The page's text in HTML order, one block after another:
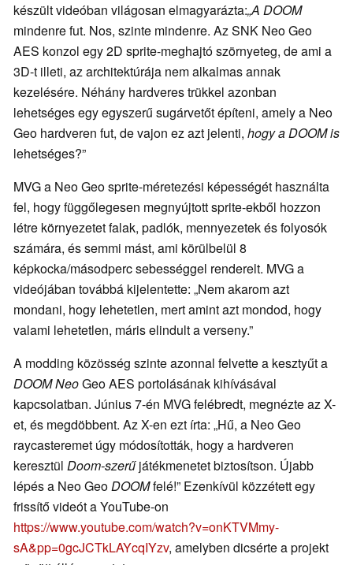
készült videóban világosan elmagyarázta:„A DOOM
mindenre fut. Nos, szinte mindenre. Az SNK Neo Geo
AES konzol egy 2D sprite-meghajtó szörnyeteg, de ami a
3D-t illeti, az architektúrája nem alkalmas annak
kezelésére. Néhány hardveres trükkel azonban
lehetséges egy egyszerű sugárvetőt építeni, amely a Neo
Geo hardveren fut, de vajon ez azt jelenti, hogy a DOOM is
lehetséges?”
MVG a Neo Geo sprite-méretezési képességét használta
fel, hogy függőlegesen megnyújtott sprite-ekből hozzon
létre környezetet falak, padlók, mennyezetek és folyosók
számára, és semmi mást, ami körülbelül 8
képkocka/másodperc sebességgel renderelt. MVG a
videójában továbbá kijelentette: „Nem akarom azt
mondani, hogy lehetetlen, mert amint azt mondod, hogy
valami lehetetlen, máris elindult a verseny.”
A modding közösség szinte azonnal felvette a kesztyűt a
DOOM NeoGeo AES portolásának kihívásával
kapcsolatban. Június 7-én MVG felébredt, megnézte az X-
et, és megdöbbent. Az X-en ezt írta: „Hű, a Neo Geo
raycasteremet úgy módosították, hogy a hardveren
keresztül Doom-szerűjátékmenetet biztosítson. Újabb
lépés a Neo GeoDOOMfelé!” Ezenkívül közzétett egy
frissítő videót a YouTube-on
https://www.youtube.com/watch?v=onKTVMmy-
sA&pp=0gcJCTkLAYcqIYzv, amelyben dicsérte a projekt